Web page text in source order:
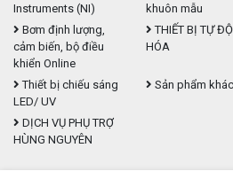
Instruments (NI)
khuôn mẫu
Bơm định lượng,
cảm biến, bộ điều
khiển Online
THIẾT BỊ TỰ
HÓA
Thiết bị chiếu sáng
LED/ UV
Sản phẩm khác
DỊCH VỤ PHỤ TRỢ
HÙNG NGUYÊN